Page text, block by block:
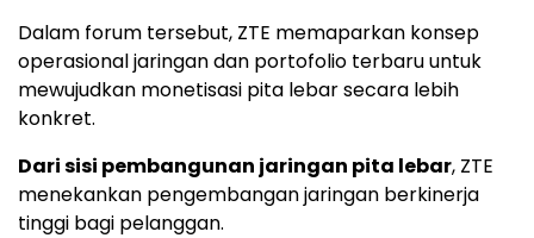
Dalam forum tersebut, ZTE memaparkan konsep
operasional jaringan dan portofolio terbaru untuk
mewujudkan monetisasi pita lebar secara lebih
konkret.
Dari sisi pembangunan jaringan pita lebar, ZTE
menekankan pengembangan jaringan berkinerja
tinggi bagi pelanggan.